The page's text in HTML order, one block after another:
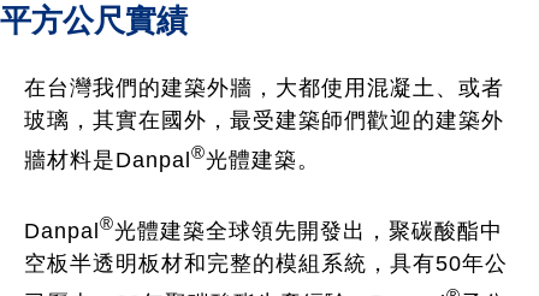
平方公尺實績
在台灣我們的建築外牆，大都使用混凝土、或者
玻璃，其實在國外，最受建築師們歡迎的建築外
牆材料是Danpal®光體建築。
Danpal®光體建築全球領先開發出，聚碳酸酯中
空板半透明板材和完整的模組系統，具有50年公